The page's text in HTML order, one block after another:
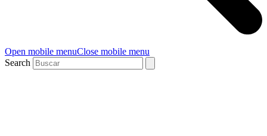
Open mobile menuClose mobile menu
Search